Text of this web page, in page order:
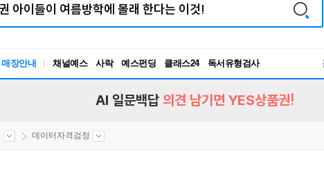
매장안내 채널예스 사락 예스펀딩 클래스24
독서유형검사
RBTI Lab
AI 일문백답 의견 남기면 YES상품권!
데이터자격검정